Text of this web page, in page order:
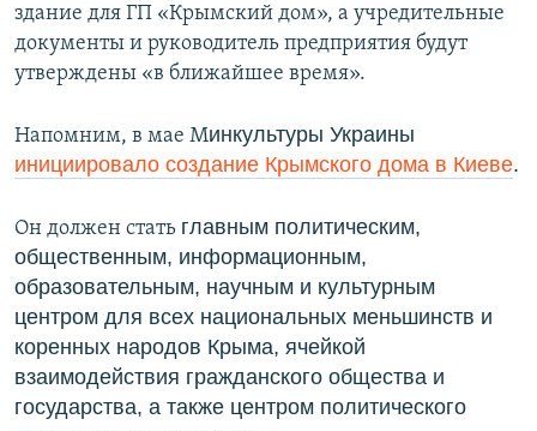
здание для ГП «Крымский дом», а учредительные
документы и руководитель предприятия будут
утверждены «в ближайшее время».
Напомним, в мае Минкультуры Украины
инициировало создание Крымского дома в Киеве.
Он должен стать главным политическим,
общественным, информационным,
образовательным, научным и культурным
центром для всех национальных меньшинств и
коренных народов Крыма, ячейкой
взаимодействия гражданского общества и
государства, а также центром политического